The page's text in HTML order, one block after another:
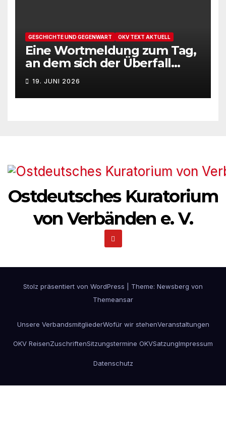
GESCHICHTE UND GEGENWART OKV TEXT AKTUELL
Eine Wortmeldung zum Tag,
an dem sich der Überfall
Deutschlands auf die UdSSR
1941 zum 85. Male jährt
19. JUNI 2026
Ostdeutsches Kuratorium
von Verbänden e. V.
Stolz präsentiert von WordPress Theme: Newsberg von
Themeansar
Unsere VerbandsmitgliederWofür wir stehenVeranstaltungen
OKV ReisenZuschriftenSitzungstermine OKVSatzungImpressum
Datenschutz